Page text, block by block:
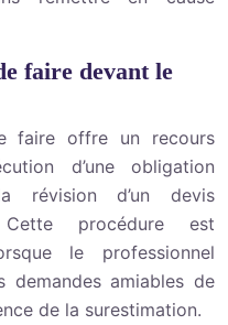
faire devant le
faire offre un recours
d’une obligation
révision d’un devis
Cette procédure est
le professionnel
amiables de
de la surestimation.